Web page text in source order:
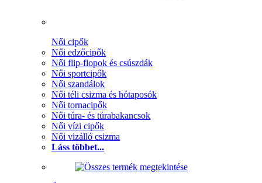
Női cipők
Női edzőcipők
Női flip-flopok és csúszdák
Női sportcipők
Női szandálok
Női téli csizma és hótaposók
Női tornacipők
Női túra- és túrabakancsok
Női vízi cipők
Női vizálló csizma
Láss többet...